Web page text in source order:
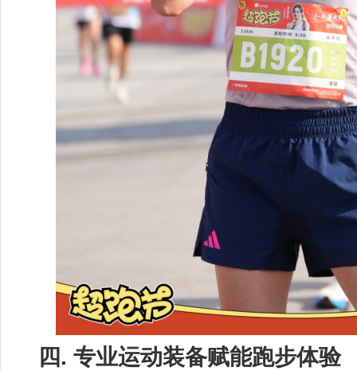
四. 专业运动装备赋能跑步体验